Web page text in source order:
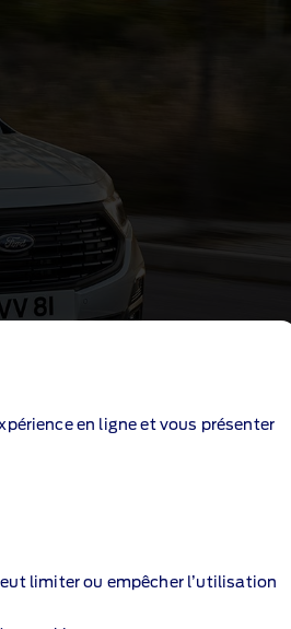
en ligne et vous présenter
limiter ou empêcher l’utilisation